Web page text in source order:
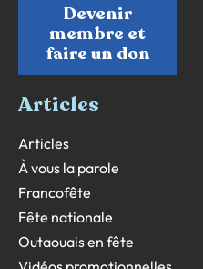
Devenir
membre et
faire un don
Articles
Articles
À vous la parole
Francofête
Fête nationale
Outaouais en fête